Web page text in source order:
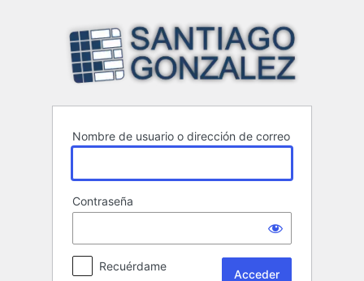
Nombre de usuario o dirección de correo
Contraseña
Recuérdame